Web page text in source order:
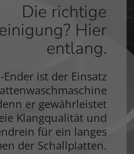
Die richtige
Hier
entlang.
Ender ist der Einsatz
er gewährleistet
Klangqualität und
für ein langes
der Schallplatten.